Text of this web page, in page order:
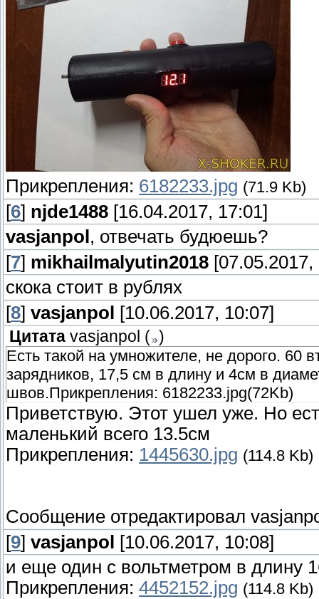
Прикрепления: 6182233.jpg (71.9 Kb)
[6] njde1488 [16.04.2017, 17:01]
vasjanpol , отвечать будюешь?
[7] mikhailmalyutin2018 [07.05.2017,
скока стоит в рублях
[8] vasjanpol [10.06.2017, 10:07]
Цитата vasjanpol ( )
Есть такой на умножителе, не дорого. 60
зарядников, 17,5 см в длину и 4см в
швов.Прикрепления: 6182233.jpg(72Kb)
Приветствую. Этот ушел уже. Но
маленький всего 13.5см
Прикрепления: 1445630.jpg (114.8 Kb)
Сообщение отредактировал
[9] vasjanpol
[10.06.2017, 10:08]
и еще один с вольтметром в длину
Прикрепления: 4452152.jpg (114.8 Kb)